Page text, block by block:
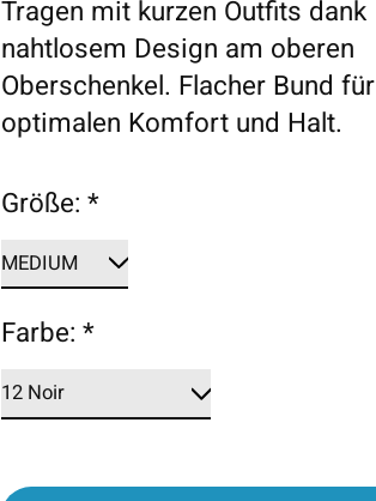
Tragen mit kurzen Outfits dank
nahtlosem Design am oberen
Oberschenkel. Flacher Bund für
optimalen Komfort und Halt.
Größe:*
Farbe:*